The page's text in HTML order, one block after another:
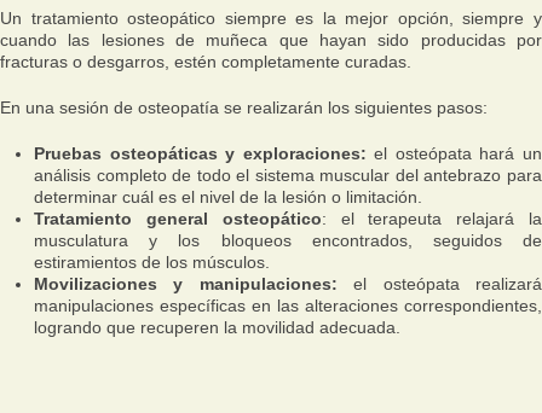
Un tratamiento osteopático siempre es la mejor opción, siempre y
cuando las lesiones de muñeca que hayan sido producidas por
fracturas o desgarros, estén completamente curadas.
En una sesión de osteopatía se realizarán los siguientes pasos:
Pruebas osteopáticas y exploraciones: el osteópata hará un
análisis completo de todo el sistema muscular del antebrazo para
determinar cuál es el nivel de la lesión o limitación.
Tratamiento general osteopático: el terapeuta relajará la
musculatura y los bloqueos encontrados, seguidos de
estiramientos de los músculos.
Movilizaciones y manipulaciones: el osteópata realizará
manipulaciones específicas en las alteraciones correspondientes,
logrando que recuperen la movilidad adecuada.